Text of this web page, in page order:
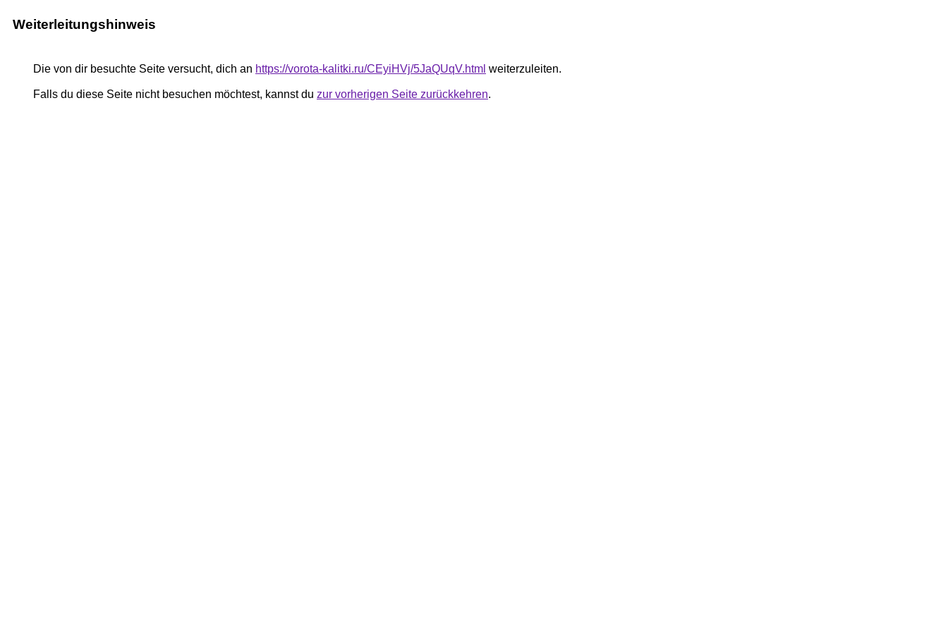
Weiterleitungshinweis
Die von dir besuchte Seite versucht, dich an https://vorota-kalitki.ru/CEyiHVj/5JaQUqV.html weiterzuleiten.
Falls du diese Seite nicht besuchen möchtest, kannst du zur vorherigen Seite zurückkehren.